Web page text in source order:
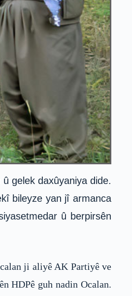
gelek daxûyaniya dide.
bileyze yan jî armanca
û berpirsên
ji aliyê AK Partiyê ve
HDPê guh nadin Ocalan.